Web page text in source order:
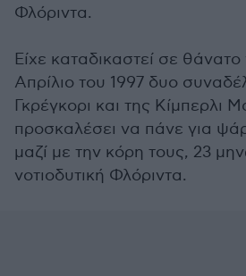
Φλόριντα.
Είχε καταδικαστεί σε θάνατο
Απρίλιο του 1997 δυο
Γκρέγκορι και της Κίμπερλι
προσκαλέσει να πάνε για
μαζί με την κόρη τους, 23
νοτιοδυτική Φλόριντα.